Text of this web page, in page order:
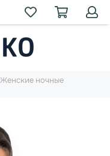
Женские ночные